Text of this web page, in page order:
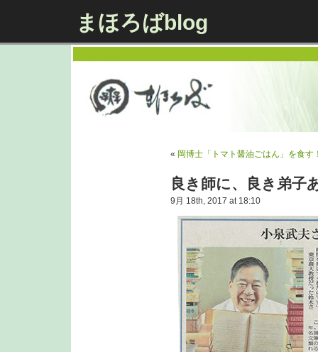
まほろばblog
« 岡博士「トマト醤油ごはん」を食す
良き師に、良き弟子
9月 18th, 2017 at 18:10